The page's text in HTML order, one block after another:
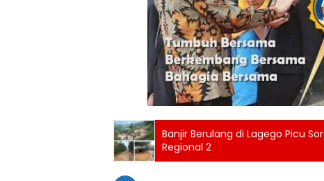
Banjir Berulang di Lagego Picu
Regional 2